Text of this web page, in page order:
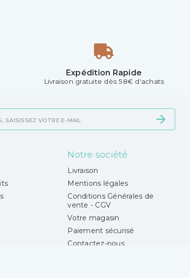
Expédition Rapide
Livraison gratuite dès 58€ d'achats
Notre société
Livraison
Mentions légales
Conditions Générales de
vente - CGV
Votre magasin
Paiement sécurisé
Contactez-nous